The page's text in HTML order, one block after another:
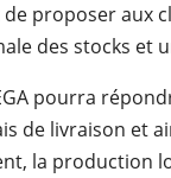
proposer aux
des stocks et
pourra
de livraison et
la production